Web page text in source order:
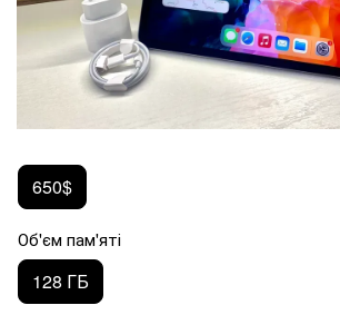
650$
Об'єм пам'яті
128 ГБ